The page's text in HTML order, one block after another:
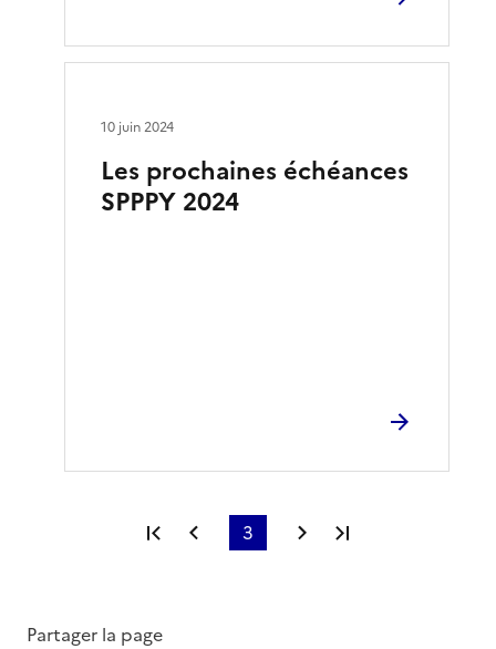
Les prochaines échéances
SPPPY 2024
10 juin 2024
Première page
Page précédente
3 Page suivante
Partager la page